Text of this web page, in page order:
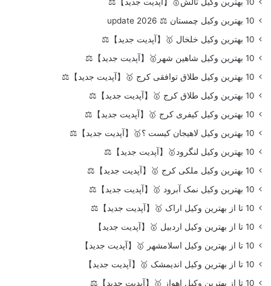
10 بهترین وکیل چمستان ⚖️ update 2026
10 بهترین وکیل خلخال 🥇【آپدیت جدید】⚖️
10 بهترین وکیل شاهین شهر🥇【آپدیت جدید】⚖️
10 بهترین وکیل طلاق توافقی کرج 🥇【آپدیت جدید】⚖️
10 بهترین وکیل طلاق کرج 🥇【آپدیت جدید】⚖️
10 بهترین وکیل کیفری کرج 🥇【آپدیت جدید】⚖️
10 بهترین وکیل لاهیجان کیست ؟🥇【آپدیت جدید】⚖️
10 بهترین وکیل لنگرود🥇【آپدیت جدید】⚖️
10 بهترین وکیل ملکی کرج 🥇【آپدیت جدید】⚖️
10 بهترین وکیل نمک آبرود 🥇【آپدیت جدید】⚖️
10 تا از بهترین وکیل اراک 🥇【آپدیت جدید】⚖️
10 تا از بهترین وکیل اردبیل 🥇【آپدیت جدید】
10 تا از بهترین وکیل اسلامشهر 🥇【آپدیت جدید】
10 تا از بهترین وکیل اندیمشک 🥇【آپدیت جدید】
10 تا از بهترین وکیل اهواز 🥇【آپدیت جدید】⚖️